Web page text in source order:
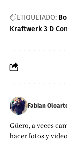
ETIQUETADO:
Kraftwerk 3 D
Fabian
Güero, a veces
hacer fotos y